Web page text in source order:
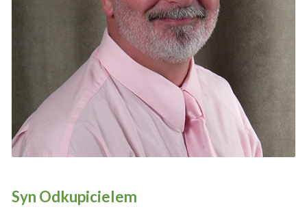
Syn Odkupicielem